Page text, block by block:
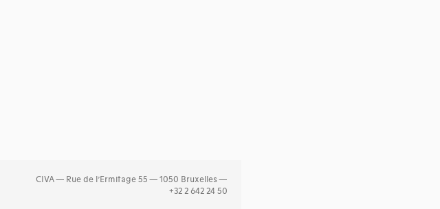
CIVA — Rue de l’Ermitage 55 — 1050 Bruxelles —
+32 2 642 24 50